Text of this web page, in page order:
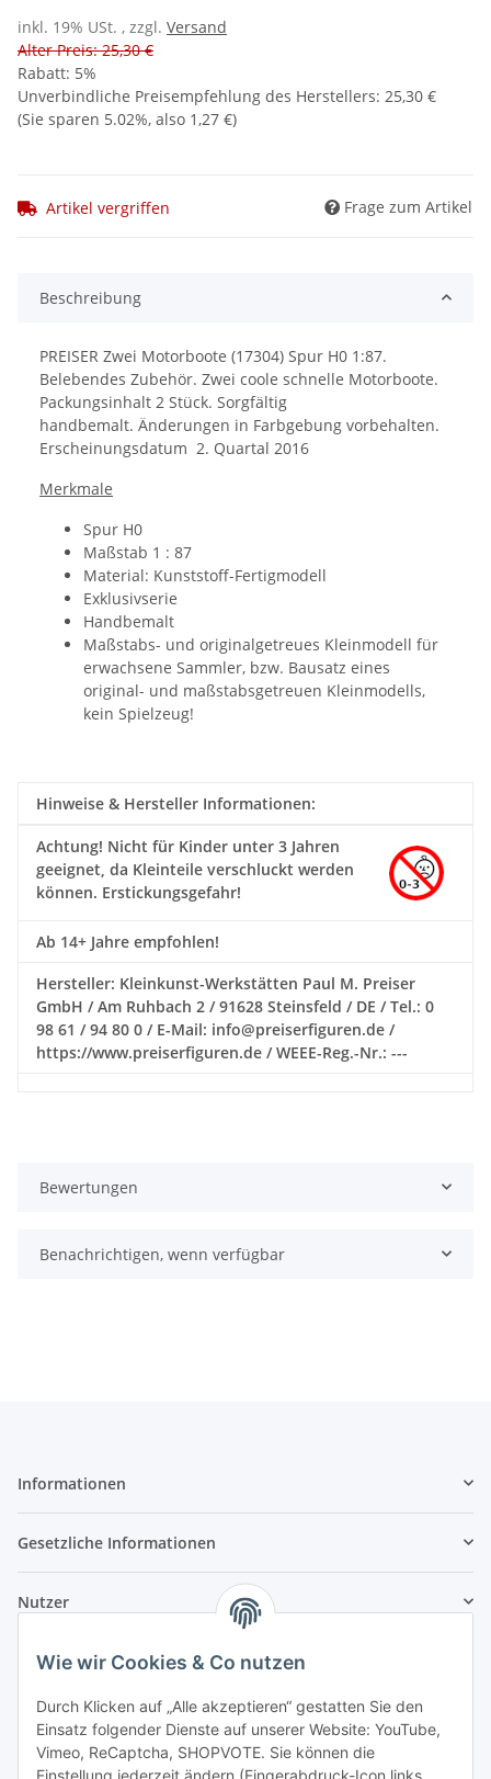
Wie wir Cookies & Co nutzen
Durch Klicken auf „Alle akzeptieren“ gestatten Sie den
Einsatz folgender Dienste auf unserer Website: YouTube,
Vimeo, ReCaptcha, SHOPVOTE. Sie können die
inkl. 19% USt. , zzgl. Versand
Alter Preis: 25,30 €
Rabatt: 5%
Unverbindliche Preisempfehlung des Herstellers: 25,30 €
(Sie sparen 5.02%, also 1,27 €)
Artikel vergriffen Frage zum Artikel
Beschreibung
PREISER Zwei Motorboote (17304) Spur H0 1:87.
Belebendes Zubehör. Zwei coole schnelle Motorboote.
Packungsinhalt 2 Stück. Sorgfältig
handbemalt. Änderungen in Farbgebung vorbehalten.
Erscheinungsdatum 2. Quartal 2016
Merkmale
Spur H0
Maßstab 1 : 87
Material: Kunststoff-Fertigmodell
Exklusivserie
Handbemalt
Maßstabs- und originalgetreues Kleinmodell für
erwachsene Sammler, bzw. Bausatz eines
original- und maßstabsgetreuen Kleinmodells,
kein Spielzeug!
Hinweise & Hersteller Informationen:
Achtung! Nicht für Kinder unter 3 Jahren
geeignet, da Kleinteile verschluckt werden
können. Erstickungsgefahr!
Ab 14+ Jahre empfohlen!
Hersteller: Kleinkunst-Werkstätten Paul M. Preiser
GmbH / Am Ruhbach 2 / 91628 Steinsfeld / DE / Tel.: 0
98 61 / 94 80 0 / E-Mail: info@preiserfiguren.de /
https://www.preiserfiguren.de / WEEE-Reg.-Nr.: ---
Bewertungen
Benachrichtigen, wenn verfügbar
Informationen
Gesetzliche Informationen
Nutzer